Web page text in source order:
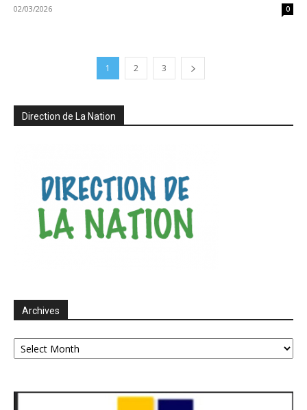
02/03/2026 0
1 2 3
Direction de La Nation
Archives
Archives